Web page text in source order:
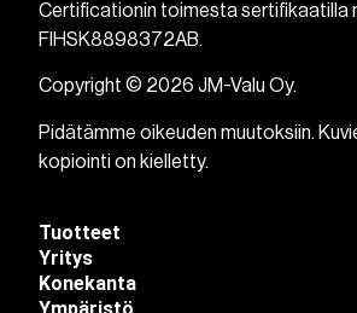
Certificationin toimesta sertifikaatilla
FIHSK8898372AB.
Copyright © 2026 JM-Valu Oy.
Pidätämme oikeuden muutoksiin.
kopiointi on kielletty.
Tuotteet
Yritys
Konekanta